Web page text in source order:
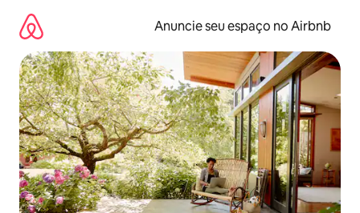
para
conteúdo
Anuncie seu espaço no Airbnb